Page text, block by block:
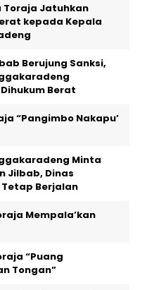
Toraja Jatuhkan
kepada Kepala
Berujung Sanksi,
Berat
“Pangimbo Nakapu’
Minta
Jilbab, Dinas
Tetap Berjalan
Mempala’kan
“Puang
Tongan”